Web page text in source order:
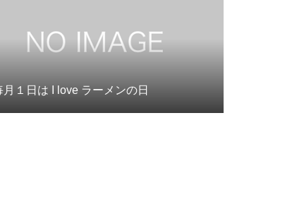
毎月１日は I love ラーメンの日